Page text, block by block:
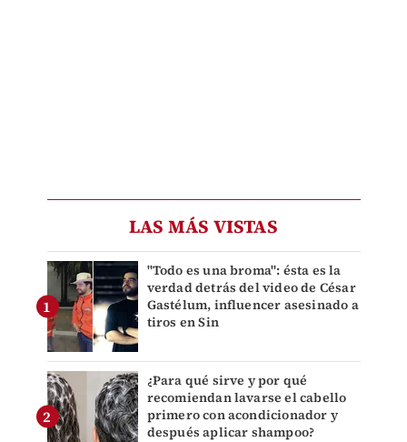
LAS MÁS VISTAS
"Todo es una broma": ésta es la
verdad detrás del video de César
Gastélum, influencer asesinado a
tiros en Sin
¿Para qué sirve y por qué
recomiendan lavarse el cabello
primero con acondicionador y
después aplicar shampoo?